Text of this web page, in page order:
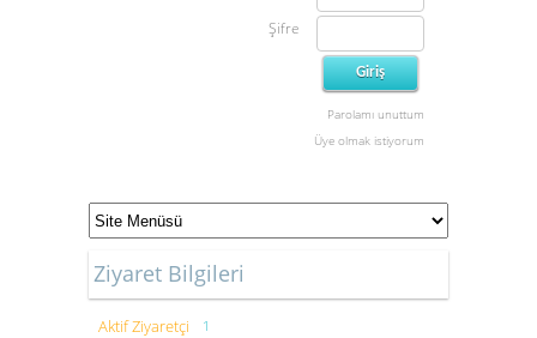
Şifre
Parolamı unuttum
Üye olmak istiyorum
Ziyaret Bilgileri
Aktif Ziyaretçi 1